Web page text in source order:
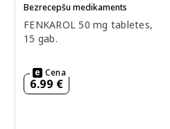
Bezrecepšu medikaments
FENKAROL 50 mg tabletes,
15 gab.
Cena
6.99 €